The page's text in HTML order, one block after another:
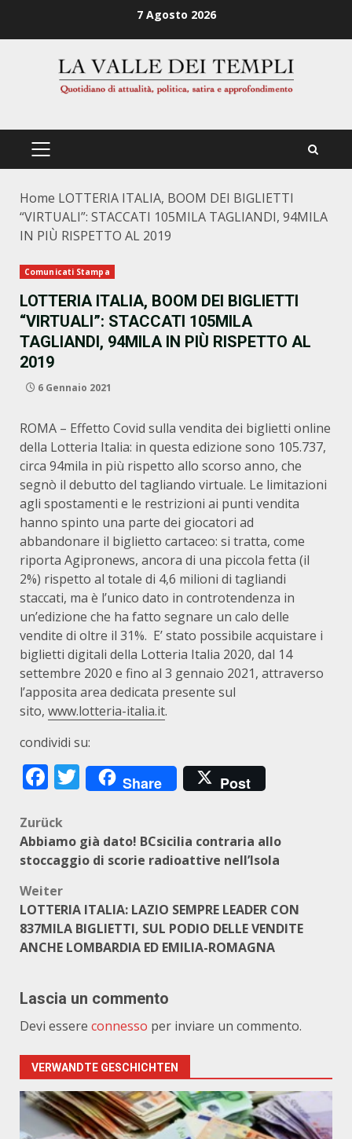
7 Agosto 2026
PRIMÄRES
Home LOTTERIA ITALIA, BOOM DEI BIGLIETTI
“VIRTUALI”: STACCATI 105MILA TAGLIANDI, 94MILA
IN PIÙ RISPETTO AL 2019
Comunicati Stampa
LOTTERIA ITALIA, BOOM DEI BIGLIETTI
“VIRTUALI”: STACCATI 105MILA
TAGLIANDI, 94MILA IN PIÙ RISPETTO AL
2019
6 Gennaio 2021
ROMA – Effetto Covid sulla vendita dei biglietti online
della Lotteria Italia: in questa edizione sono 105.737,
circa 94mila in più rispetto allo scorso anno, che
segnò il debutto del tagliando virtuale. Le limitazioni
agli spostamenti e le restrizioni ai punti vendita
hanno spinto una parte dei giocatori ad
abbandonare il biglietto cartaceo: si tratta, come
riporta Agipronews, ancora di una piccola fetta (il
2%) rispetto al totale di 4,6 milioni di tagliandi
staccati, ma è l’unico dato in controtendenza in
un’edizione che ha fatto segnare un calo delle
vendite di oltre il 31%. E’ stato possibile acquistare i
biglietti digitali della Lotteria Italia 2020, dal 14
settembre 2020 e fino al 3 gennaio 2021, attraverso
l’apposita area dedicata presente sul
sito, www.lotteria-italia.it.
condividi su:
Facebook
Twitter
Share Post
Beitragsnavigation
Zurück
Abbiamo già dato! BCsicilia contraria allo
stoccaggio di scorie radioattive nell’Isola
Weiter
LOTTERIA ITALIA: LAZIO SEMPRE LEADER CON
837MILA BIGLIETTI, SUL PODIO DELLE VENDITE
ANCHE LOMBARDIA ED EMILIA-ROMAGNA
Lascia un commento
Devi essere connesso per inviare un commento.
VERWANDTE GESCHICHTEN